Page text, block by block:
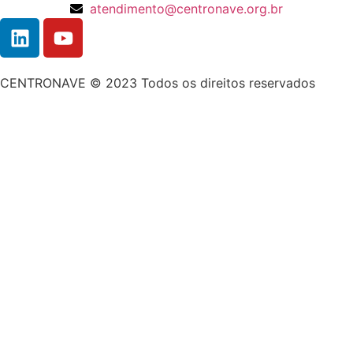
atendimento@centronave.org.br
CENTRONAVE © 2023 Todos os direitos reservados